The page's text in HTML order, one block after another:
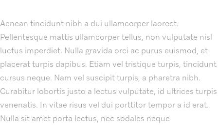
Aenean tincidunt nibh a dui ullamcorper laoreet.
Pellentesque mattis ullamcorper tellus, non vulputate nisl
luctus imperdiet. Nulla gravida orci ac purus euismod, et
placerat turpis dapibus. Etiam vel tristique turpis, tincidunt
cursus neque. Nam vel suscipit turpis, a pharetra nibh.
Curabitur lobortis justo a lectus vulputate, id ultrices turpis
venenatis. In vitae risus vel dui porttitor tempor a id erat.
Nulla sit amet porta lectus, nec sodales neque